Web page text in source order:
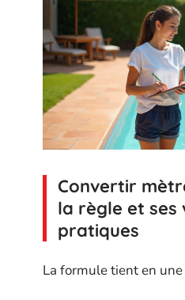
Convertir
la règle et ses
pratiques
La formule tient en